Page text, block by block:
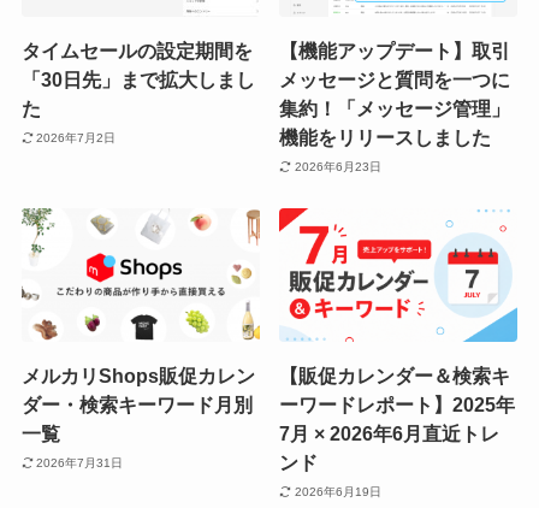
タイムセールの設定期間を
「30日先」まで拡大しまし
た
2026年7月2日
【機能アップデート】取引
メッセージと質問を一つに
集約！「メッセージ管理」
機能をリリースしました
2026年6月23日
メルカリShops販促カレン
ダー・検索キーワード月別
一覧
2026年7月31日
【販促カレンダー＆検索キ
ーワードレポート】2025年
7月 × 2026年6月直近トレ
ンド
2026年6月19日